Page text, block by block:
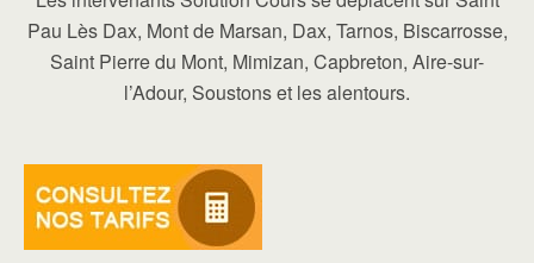
Pau Lès Dax, Mont de Marsan, Dax, Tarnos, Biscarrosse,
Saint Pierre du Mont, Mimizan, Capbreton, Aire-sur-
l’Adour, Soustons et les alentours.